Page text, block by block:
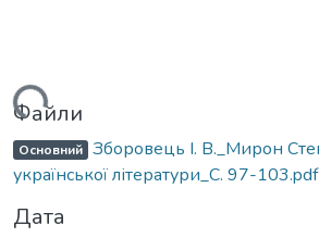
Файли
Основний Зборовець І. В._Мирон
української літератури_С. 97-103.pdf
Дата